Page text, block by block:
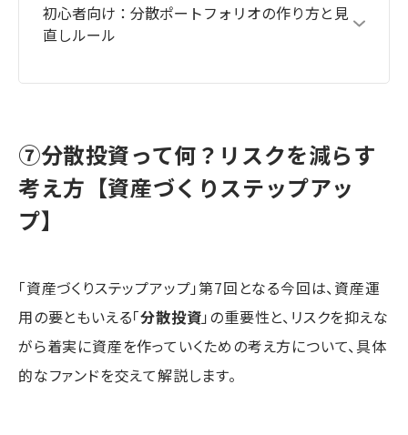
初心者向け：分散ポートフォリオの作り方と見
直しルール
⑦分散投資って何？リスクを減らす
考え方【資産づくりステップアッ
プ】
「資産づくりステップアップ」第7回となる今回は、資産運
用の要ともいえる「分散投資」の重要性と、リスクを抑えな
がら着実に資産を作っていくための考え方について、具体
的なファンドを交えて解説します。